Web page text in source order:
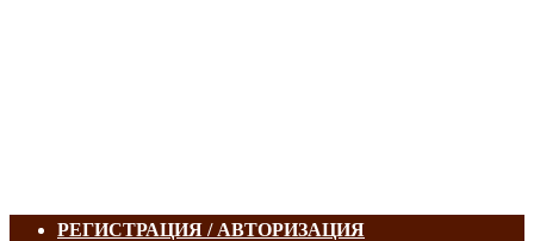
РЕГИСТРАЦИЯ / АВТОРИЗАЦИЯ